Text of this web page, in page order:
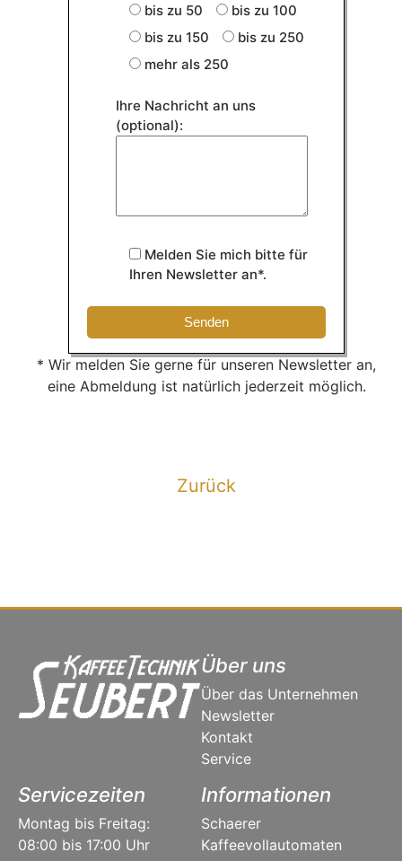
bis zu 50
bis zu 100
bis zu 150
bis zu 250
mehr als 250
Ihre Nachricht an uns
(optional):
Melden Sie mich bitte für
Ihren Newsletter an*.
* Wir melden Sie gerne für unseren Newsletter an,
eine Abmeldung ist natürlich jederzeit möglich.
Zurück
Über uns
Über das Unternehmen
Newsletter
Kontakt
Service
Servicezeiten
Montag bis Freitag:
08:00 bis 17:00 Uhr
Informationen
Schaerer
Kaffeevollautomaten